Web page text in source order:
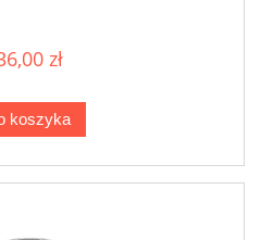
zł
koszyka